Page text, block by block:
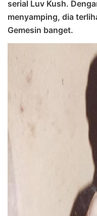
serial Luv Kush.
menyamping, dia
Gemesin banget.